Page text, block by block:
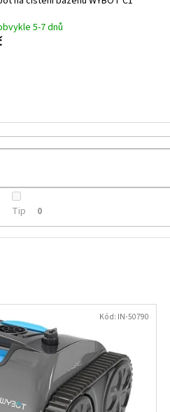
5-7 dnů
Tip 0
Kód: IN-50790